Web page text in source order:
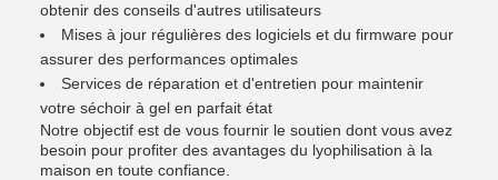
obtenir des conseils d'autres utilisateurs
Mises à jour régulières des logiciels et du firmware pour
assurer des performances optimales
Services de réparation et d'entretien pour maintenir
votre séchoir à gel en parfait état
Notre objectif est de vous fournir le soutien dont vous avez
besoin pour profiter des avantages du lyophilisation à la
maison en toute confiance.